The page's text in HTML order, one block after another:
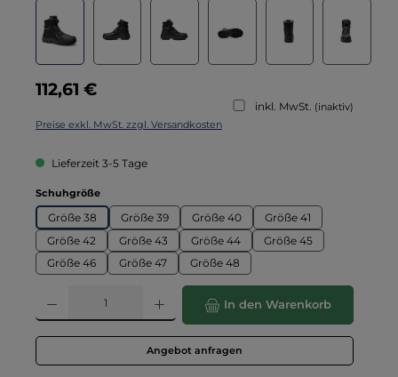
Regulärer Preis:
112,61 €
inkl. MwSt. (inaktiv)
Preise exkl. MwSt. zzgl. Versandkosten
Lieferzeit 3-5 Tage
Schuhgrößeauswählen
Größe 38 Größe 39 Größe 40
Größe 41
Größe 42
Größe 43 Größe 44
Größe 45
Größe 46
Größe 47 Größe 48
Produkt Anzahl: Gib den gewünschten Wert ein oder benutze die
In den Warenkorb
Angebot anfragen